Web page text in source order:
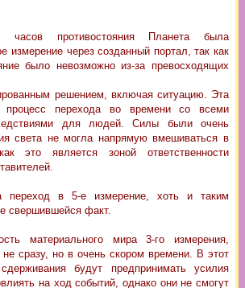
часов противостояния Планета была
измерение через созданный портал, так как
было невозможно из-за превосходящих
решением, включая ситуацию. Эта
процесс перехода во времени со всеми
для людей. Силы были очень
света не могла напрямую вмешиваться в
это является зоной ответственности
переход в 5-е измерение, хоть и таким
свершившейся факт.
материального мира 3-го измерения,
не сразу, но в очень скором времени. В этот
будут предпринимать усилия
на ход событий, однако они не смогут